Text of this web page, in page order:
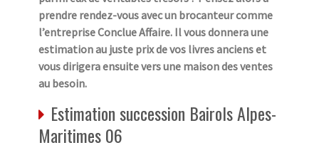
prendre rendez-vous avec un brocanteur comme
l’entreprise Conclue Affaire. Il vous donnera une
estimation au juste prix de vos livres anciens et
vous dirigera ensuite vers une maison des ventes
au besoin.
Estimation succession Bairols Alpes-
Maritimes 06